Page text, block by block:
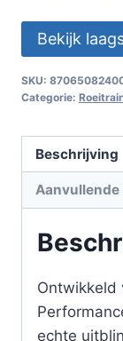
Bekijk
SKU:
Categorie:
Beschrijving
Ontwikkeld
echte